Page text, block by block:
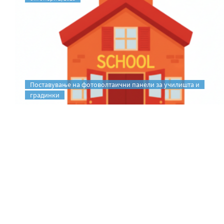
Поставување на фотоволтаични панели за училишта и
градинки